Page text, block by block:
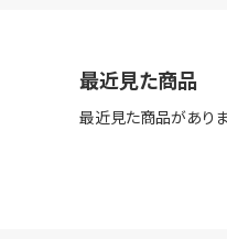
最近見た商品
最近見た商品がありま